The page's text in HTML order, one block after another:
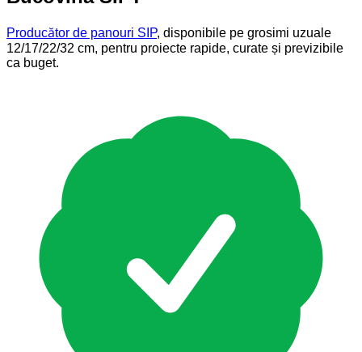
Producător de panouri SIP, disponibile pe grosimi uzuale
12/17/22/32 cm, pentru proiecte rapide, curate și previzibile
ca buget.